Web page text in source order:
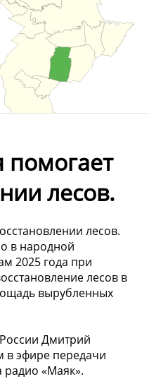
помогает
лесов.
лесов.
в народной
2025 года при
лесов в
вырубленных
Дмитрий
в эфире передачи
радио «Маяк».